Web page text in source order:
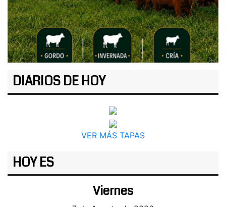
DIARIOS DE HOY
VER MÁS TAPAS
HOY ES
Viernes